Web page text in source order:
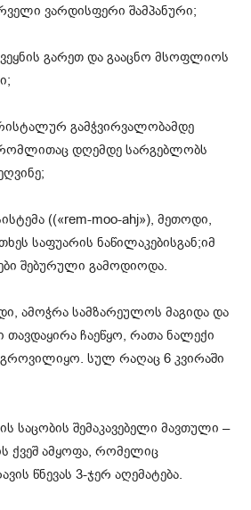
ვარდისფერი შამპანური;
გარეთ და გააცნო მსოფლიოს
გამჭვირვალობამდე
დღემდე სარგებლობს
((«rem-moo-ahj»), მეთოდი,
საფუარის ნაწილაკებისგან;იმ
შებურული გამოდიოდა.
ამოჭრა სამზარეულოს მაგიდა და
თავდაყირა ჩაეწყო, რათა ნალექი
სულ რაღაც 6 კვირაში
საცობის შემაკავებელი მავთული –
ქვეშ ამყოფა, რომელიც
წნევას 3-ჯერ აღემატება.